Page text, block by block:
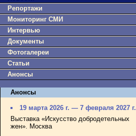
Репортажи
Мониторинг СМИ
Интервью
Документы
Фотогалереи
Статьи
Анонсы
Анонсы
19 марта 2026 г. — 7 февраля 2027 г.
Выставка «Искусство добродетельных
жен». Москва